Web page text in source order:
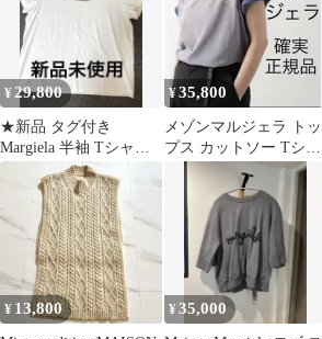
¥ 29,800
★新品 タグ付き
Margiela 半袖 Tシャツ
ホワイト 刺繍 反転ロゴ
¥35,800
メゾンマルジェラ トッ
プス カットソー Tシャ
ツ 古着風ロゴ 新品XS
¥ 13,800 ¥35,000